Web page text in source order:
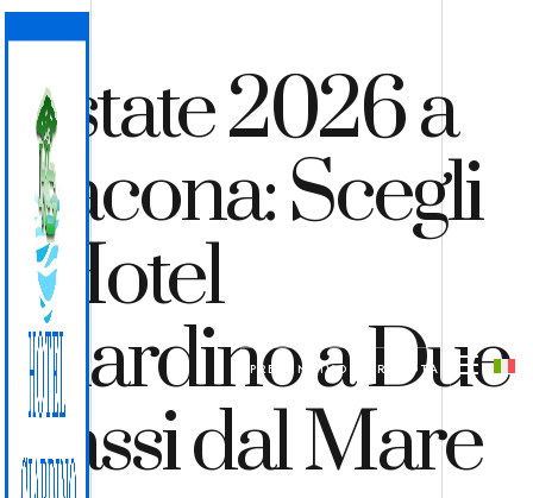
PRENOTA
PREVENTIVO
Estate 2026 a
Lacona: Scegli
l’Hotel
Giardino a Due
Passi dal Mare